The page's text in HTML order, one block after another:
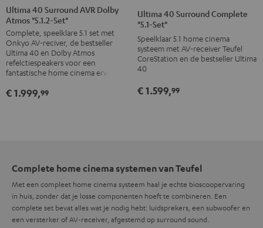
40
Surround
AVR
Dolby
Atmos
"5.1.2-
Set"
40
Surround
AVR
Dolby
Atmos
"5.1.2-
Set"
Ultima 40 Surround AVR Dolby
Atmos "5.1.2-Set"
Complete, speelklare 5.1 set met
Onkyo AV-reciver, de bestseller
Ultima 40 en Dolby Atmos
refelctiespeakers voor een
fantastische home cinema ervaring
€ 1.999,99
Surround
Complete
"5.1-
Set"
Ultima 40 Surround Complete
"5.1-Set"
Speelklaar 5.1 home cinema
systeem met AV-receiver Teufel
CoreStation en de bestseller Ultima
40
€ 1.599,99
Complete home cinema systemen van Teufel
Met een compleet home cinema systeem haal je echte bioscoopervaring
in huis, zonder dat je losse componenten hoeft te combineren. Een
complete set bevat alles wat je nodig hebt: luidsprekers, een subwoofer en
een versterker of AV-receiver, afgestemd op surround sound.